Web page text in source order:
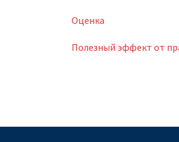
Оценка
Полезный эффект от